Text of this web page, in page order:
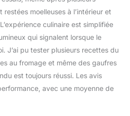
en position verticale
moelleuses à l’intérieur et
culinaire est simplifiée
qui signalent lorsque le
J’ai pu tester plusieurs recettes du
au fromage et même des gaufres
est toujours réussi. Les avis
avec une moyenne de